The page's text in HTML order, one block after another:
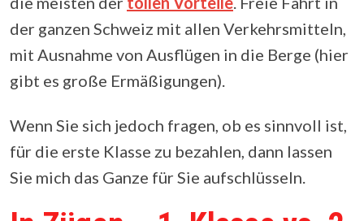
der ganzen Schweiz mit allen Verkehrsmitteln,
mit Ausnahme von Ausflügen in die Berge (hier
gibt es große Ermäßigungen).
Wenn Sie sich jedoch fragen, ob es sinnvoll ist,
für die erste Klasse zu bezahlen, dann lassen
Sie mich das Ganze für Sie aufschlüsseln.